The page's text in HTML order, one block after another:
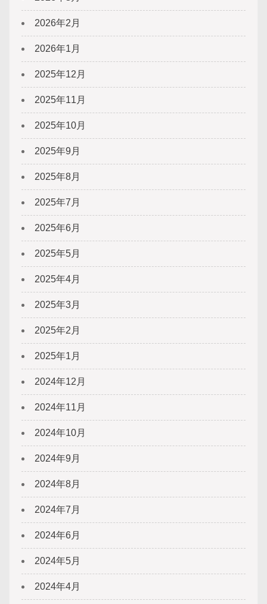
2026年2月
2026年1月
2025年12月
2025年11月
2025年10月
2025年9月
2025年8月
2025年7月
2025年6月
2025年5月
2025年4月
2025年3月
2025年2月
2025年1月
2024年12月
2024年11月
2024年10月
2024年9月
2024年8月
2024年7月
2024年6月
2024年5月
2024年4月